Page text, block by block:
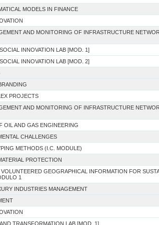
MODELS IN FINANCE
AND MONITORING OF INFRASTRUCTURE
INNOVATION LAB [MOD. 1]
INNOVATION LAB [MOD. 2]
PROJECTS
AND MONITORING OF INFRASTRUCTURE
OIL AND GAS ENGINEERING
CHALLENGES
METHODS (I.C. MODULE)
PROTECTION
GEOGRAPHICAL INFORMATION FOR
1
INDUSTRIES MANAGEMENT
TRANSFORMATION LAB [MOD. 1]